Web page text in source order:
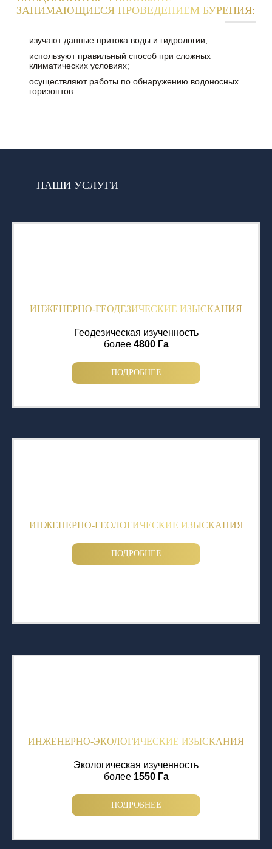
ЗАНИМАЮЩИЕСЯ ПРОВЕДЕНИЕМ БУРЕНИЯ:
изучают данные притока воды и гидрологии;
используют правильный способ при сложных
климатических условиях;
осуществляют работы по обнаружению водоносных
горизонтов.
НАШИ УСЛУГИ
ИНЖЕНЕРНО-ГЕОДЕЗИЧЕСКИЕ ИЗЫСКАНИЯ
Геодезическая изученность
более 4800 Га
ПОДРОБНЕЕ
ИНЖЕНЕРНО-ГЕОЛОГИЧЕСКИЕ ИЗЫСКАНИЯ
ПОДРОБНЕЕ
ИНЖЕНЕРНО-ЭКОЛОГИЧЕСКИЕ ИЗЫСКАНИЯ
Экологическая изученность
более 1550 Га
ПОДРОБНЕЕ